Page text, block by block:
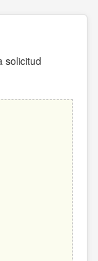
solicitud